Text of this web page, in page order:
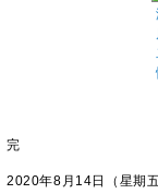
完
2020年8月14日（星期五